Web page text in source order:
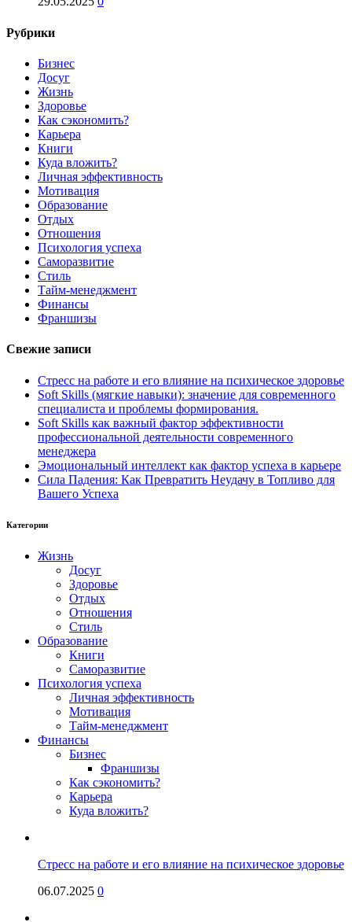
Рубрики
Бизнес
Досуг
Жизнь
Здоровье
Как сэкономить?
Карьера
Книги
Куда вложить?
Личная эффективность
Мотивация
Образование
Отдых
Отношения
Психология успеха
Саморазвитие
Стиль
Тайм-менеджмент
Финансы
Франшизы
Свежие записи
Стресс на работе и его влияние на психическое здоровье
Soft Skills (мягкие навыки): значение для современного
специалиста и проблемы формирования.
Soft Skills как важный фактор эффективности
профессиональной деятельности современного
менеджера
Эмоциональный интеллект как фактор успеха в карьере
Сила Падения: Как Превратить Неудачу в Топливо для
Вашего Успеха
Категории
Жизнь
Досуг
Здоровье
Отдых
Отношения
Стиль
Образование
Книги
Саморазвитие
Психология успеха
Личная эффективность
Мотивация
Тайм-менеджмент
Финансы
Бизнес
Франшизы
Как сэкономить?
Карьера
Куда вложить?
Стресс на работе и его влияние на психическое здоровье
06.07.2025 0